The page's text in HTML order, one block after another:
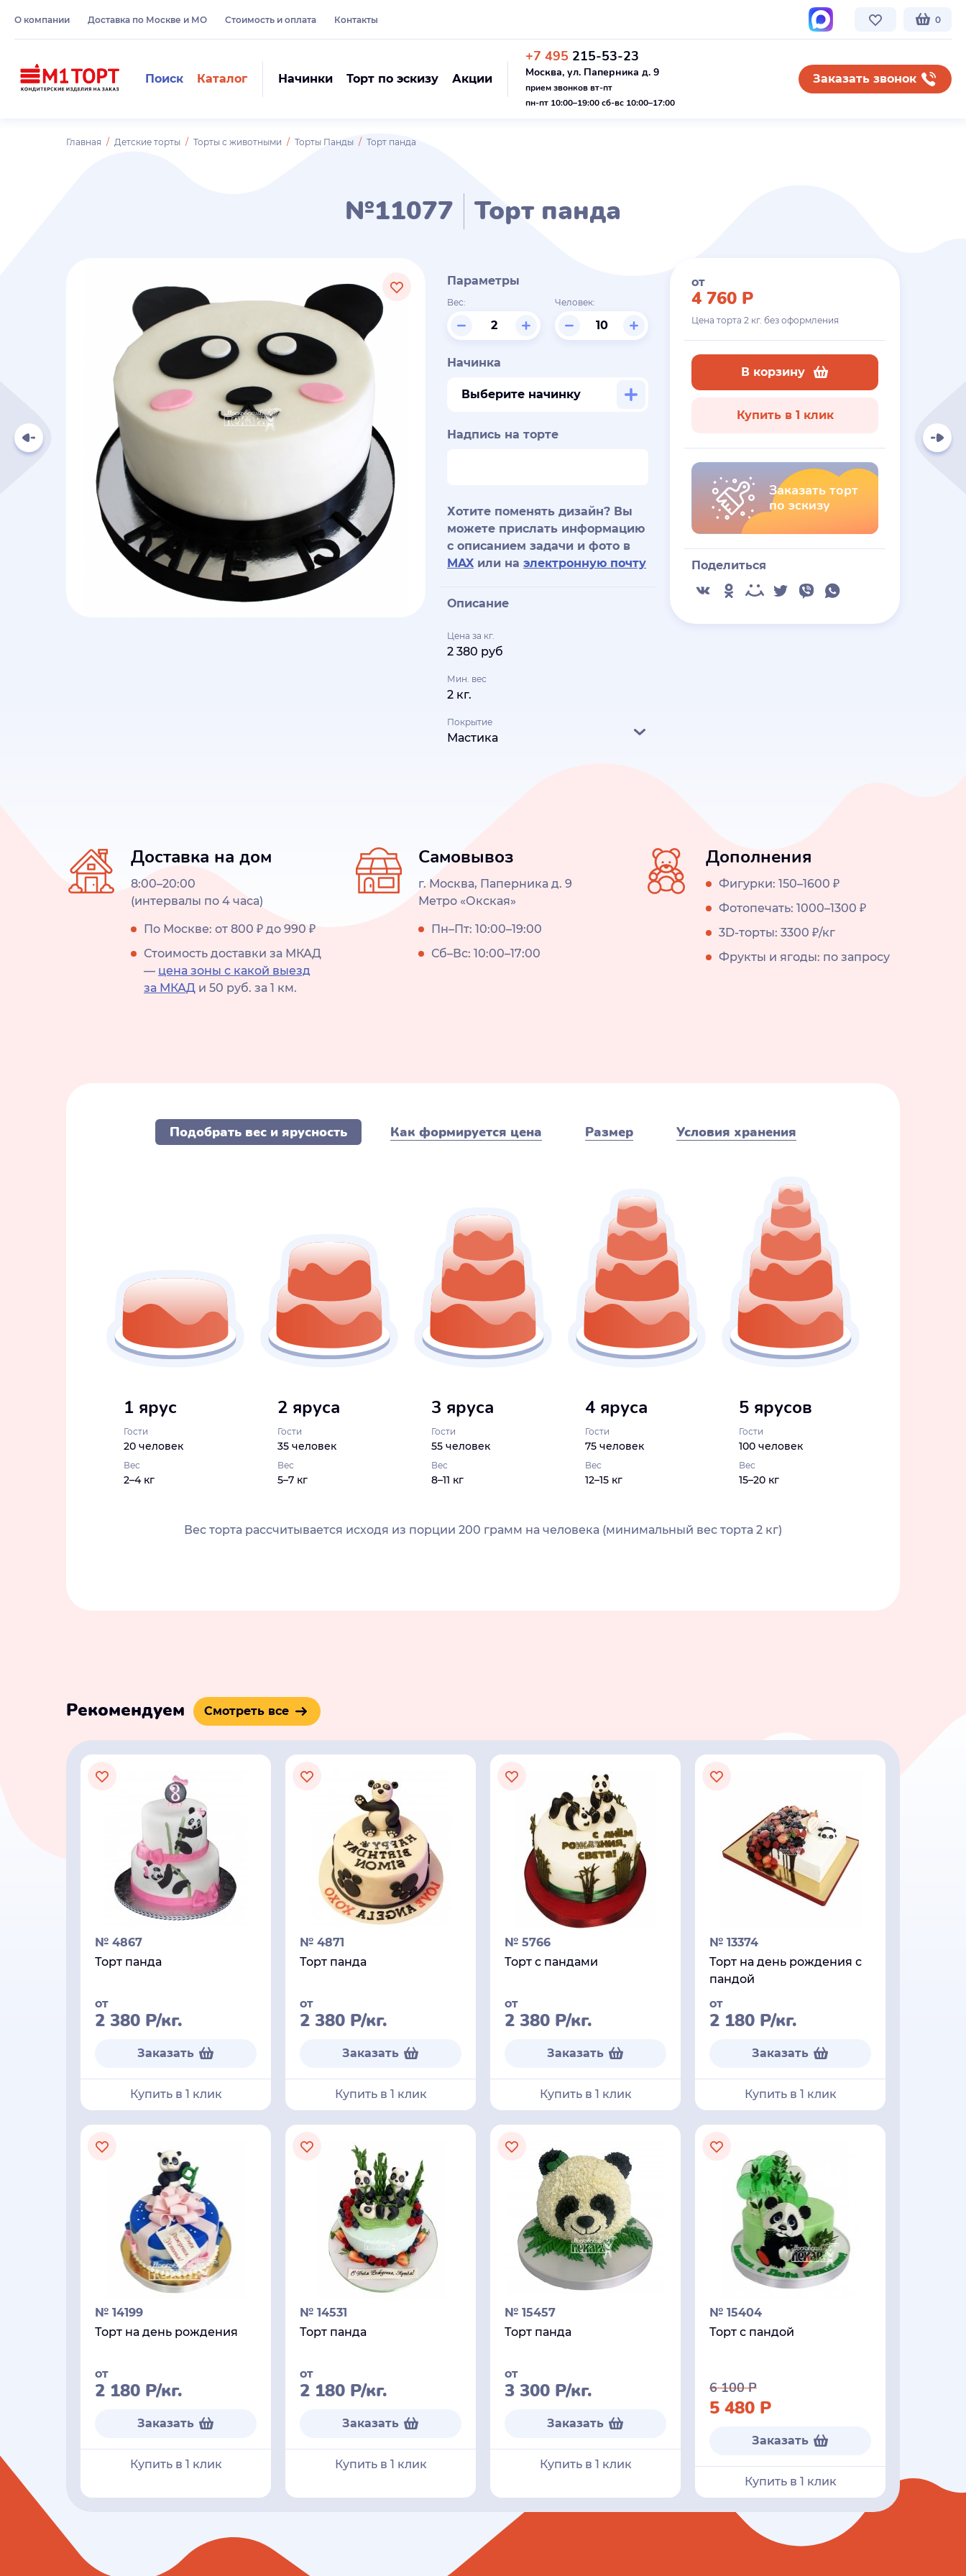
О компании Доставка по Москве и МО Стоимость и оплата Контакты 0
Поиск Каталог Начинки Торт по эскизу Акции
+7 495 215-53-23
Москва, ул. Паперника д. 9
прием звонков вт-пт
пн-пт 10:00–19:00 сб-вс 10:00–17:00
Заказать звонок
Главная Детские торты Торты с животными Торты Панды Торт панда
№11077 Торт панда
Параметры
Вес: Человек:
Начинка
Выберите начинку
Надпись на торте
Хотите поменять дизайн? Вы
можете прислать информацию
с описанием задачи и фото в
MAX или на электронную почту
Описание
Цена за кг.
2 380 руб
Мин. вес
2 кг.
Покрытие
Мастика
от
4 760 Р
Цена торта 2 кг. без оформления
В корзину
Купить в 1 клик
Заказать торт
по эскизу
Поделиться
Доставка на дом
8:00–20:00
(интервалы по 4 часа)
По Москве: от 800 ₽ до 990 ₽
Стоимость доставки за МКАД
— цена зоны с какой выезд
за МКАД и 50 руб. за 1 км.
Самовывоз
г. Москва, Паперника д. 9
Метро «Окская»
Пн–Пт: 10:00–19:00
Сб–Вс: 10:00–17:00
Дополнения
Фигурки: 150–1600 ₽
Фотопечать: 1000–1300 ₽
3D-торты: 3300 ₽/кг
Фрукты и ягоды: по запросу
Подобрать вес и ярусность Как формируется цена Размер Условия хранения
1 ярус
Гости
20 человек
Вес
2–4 кг
2 яруса
Гости
35 человек
Вес
5–7 кг
3 яруса
Гости
55 человек
Вес
8–11 кг
4 яруса
Гости
75 человек
Вес
12–15 кг
5 ярусов
Гости
100 человек
Вес
15–20 кг
Вес торта рассчитывается исходя из порции 200 грамм на человека (минимальный вес торта 2 кг)
Рекомендуем Смотреть все
№ 4867
Торт панда
от
2 380 Р/кг.
Заказать
Купить в 1 клик
№ 4871
Торт панда
от
2 380 Р/кг.
Заказать
Купить в 1 клик
№ 5766
Торт с пандами
от
2 380 Р/кг.
Заказать
Купить в 1 клик
№ 13374
Торт на день рождения с
пандой
от
2 180 Р/кг.
Заказать
Купить в 1 клик
№ 14199
Торт на день рождения
от
2 180 Р/кг.
Заказать
Купить в 1 клик
№ 14531
Торт панда
от
2 180 Р/кг.
Заказать
Купить в 1 клик
№ 15457
Торт панда
от
3 300 Р/кг.
Заказать
Купить в 1 клик
№ 15404
Торт с пандой
6 100Р
5 480 Р
Заказать
Купить в 1 клик